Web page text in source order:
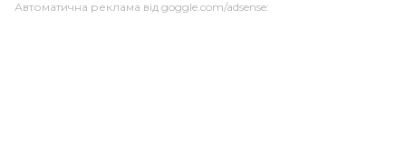
Автоматична реклама від goggle.com/adsense: